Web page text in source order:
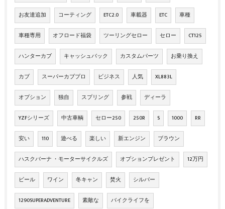
お友達追加 コーティング ETC2.0 車載器 ETC 車種
車種専用 オフロード福袋 ツーリングセロー セロー CT125
ハンターカブ キャッシュバック カスタムパーツ お乗り換え
カブ スーパーカブプロ ビジネス 人気 XL883L
オプション 独自 スプリング 参戦 ディーラ
YZFシリーズ 中古車輌 セロー250 250R S 1000 RR
安い 110 遊べる 楽しい 新エンジン ブラウン
ハスクバーナ ・モーターサイクルズ オプションプレゼント 12万円
ビール ワイン 冬キャン 焚火 シルバー
1290SUPERADVENTURE 素敵な バイクライフを